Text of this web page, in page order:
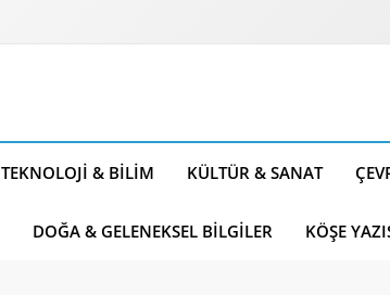
TEKNOLOJI & BILIM KÜLTÜR & SANAT
DOĞA & GELENEKSEL BILGILER KÖŞE